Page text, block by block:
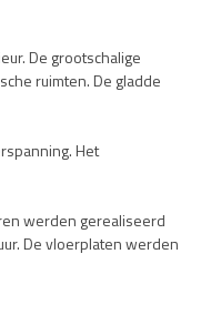
De grootschalige
ruimten. De gladde
Het
werden gerealiseerd
De vloerplaten werden